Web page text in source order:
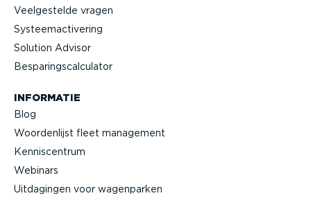
Veelge­stelde vragen
Systeem­ac­ti­vering
Solution Advisor
Bespa­rings­cal­cu­lator
INFORMATIE
Blog
Woorden­lijst fleet management
Kennis­centrum
Webinars
Uitdagingen voor wagenparken